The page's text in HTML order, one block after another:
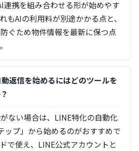
連携を組み合わせる形が始めやす
もAIの利用料が別途かかる点と、
ぐため物件情報を最新に保つ点
返信を始めるにはどのツールを
ない場合は、LINE特化の自動化
ップ」から始めるのがおすすめで
で使え、LINE公式アカウントと